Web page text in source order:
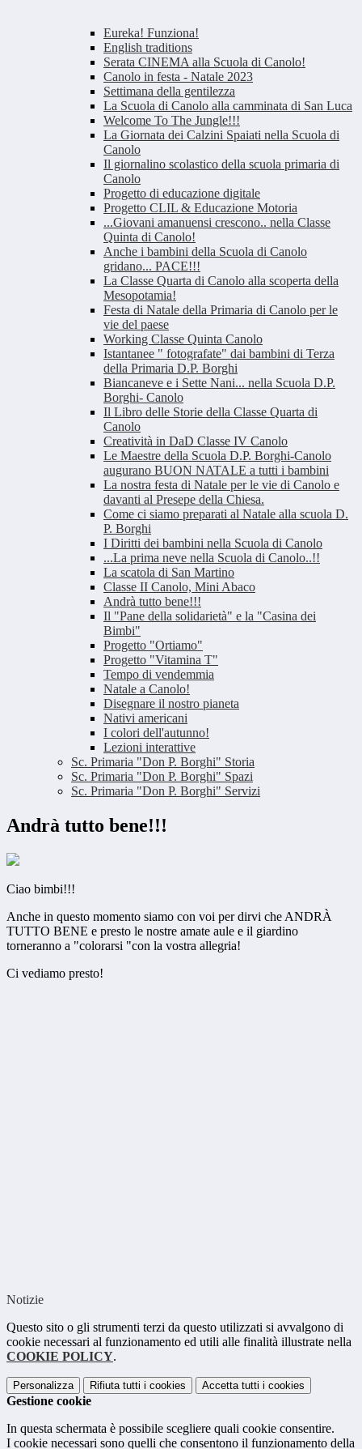
Eureka! Funziona!
English traditions
Serata CINEMA alla Scuola di Canolo!
Canolo in festa - Natale 2023
Settimana della gentilezza
La Scuola di Canolo alla camminata di San Luca
Welcome To The Jungle!!!
La Giornata dei Calzini Spaiati nella Scuola di
Canolo
Il giornalino scolastico della scuola primaria di
Canolo
Progetto di educazione digitale
Progetto CLIL & Educazione Motoria
...Giovani amanuensi crescono.. nella Classe
Quinta di Canolo!
Anche i bambini della Scuola di Canolo
gridano... PACE!!!
La Classe Quarta di Canolo alla scoperta della
Mesopotamia!
Festa di Natale della Primaria di Canolo per le
vie del paese
Working Classe Quinta Canolo
Istantanee " fotografate" dai bambini di Terza
della Primaria D.P. Borghi
Biancaneve e i Sette Nani... nella Scuola D.P.
Borghi- Canolo
Il Libro delle Storie della Classe Quarta di
Canolo
Creatività in DaD Classe IV Canolo
Le Maestre della Scuola D.P. Borghi-Canolo
augurano BUON NATALE a tutti i bambini
La nostra festa di Natale per le vie di Canolo e
davanti al Presepe della Chiesa.
Come ci siamo preparati al Natale alla scuola D.
P. Borghi
I Diritti dei bambini nella Scuola di Canolo
...La prima neve nella Scuola di Canolo..!!
La scatola di San Martino
Classe II Canolo, Mini Abaco
Andrà tutto bene!!!
Il "Pane della solidarietà" e la "Casina dei
Bimbi"
Progetto "Ortiamo"
Progetto "Vitamina T"
Tempo di vendemmia
Natale a Canolo!
Disegnare il nostro pianeta
Nativi americani
I colori dell'autunno!
Lezioni interattive
Sc. Primaria "Don P. Borghi" Storia
Sc. Primaria "Don P. Borghi" Spazi
Sc. Primaria "Don P. Borghi" Servizi
Andrà tutto bene!!!
Ciao bimbi!!!
Anche in questo momento siamo con voi per dirvi che ANDRÀ
TUTTO BENE e presto le nostre amate aule e il giardino
torneranno a "colorarsi "con la vostra allegria!
Ci vediamo presto!
Notizie
Questo sito o gli strumenti terzi da questo utilizzati si avvalgono di
cookie necessari al funzionamento ed utili alle finalità illustrate nella
COOKIE POLICY.
Personalizza Rifiuta tutti i cookies Accetta tutti i cookies
Gestione cookie
In questa schermata è possibile scegliere quali cookie consentire.
I cookie necessari sono quelli che consentono il funzionamento della